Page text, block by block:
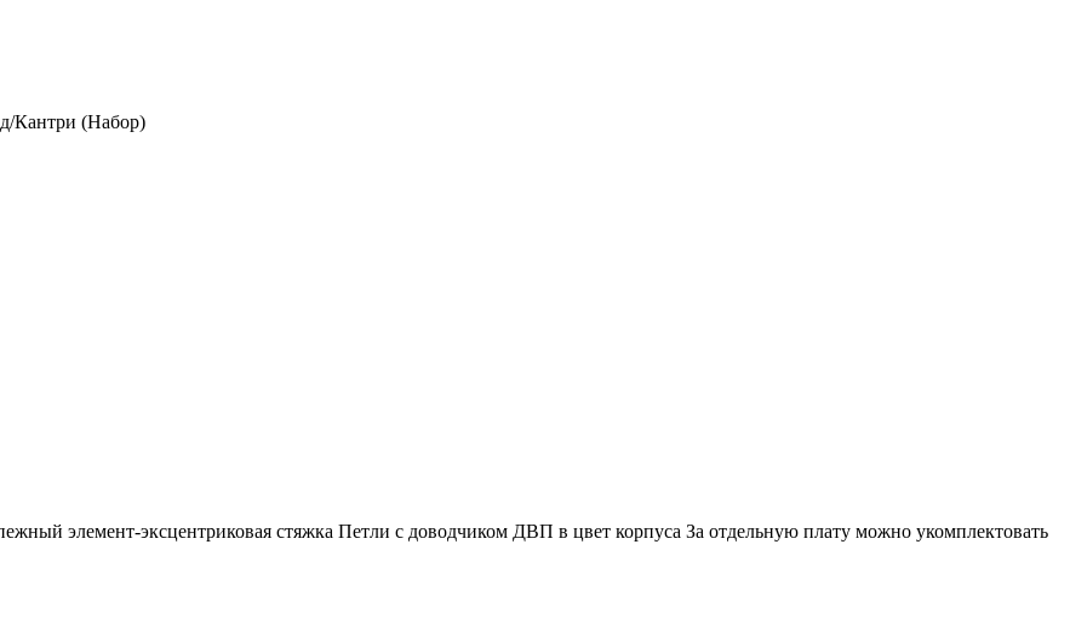
Кантри (Набор)
элемент-эксцентриковая стяжка Петли с доводчиком ДВП в цвет корпуса За отдельную плату можно укомплектовать